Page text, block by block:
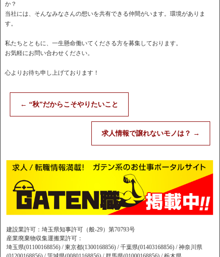
か？
当社には、そんなみなさんの想いを共有できる仲間がいます。環境がありま
す。
私たちとともに、一生懸命働いてくださる方を募集しております。
お気軽にお問い合わせください。
心よりお待ち申し上げております！
← “秋”だからこそやりたいこと
求人情報で譲れないモノは？ →
建設業許可：埼玉県知事許可（般-29）第70793号
産業廃棄物収集運搬業許可：
埼玉県(01100168856) / 東京都(1300168856) / 千葉県(01403168856) / 神奈川県